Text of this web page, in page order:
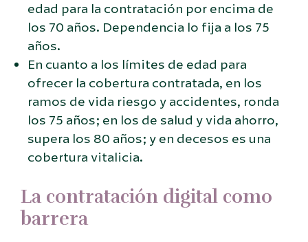
edad para la contratación por encima de
los 70 años. Dependencia lo fija a los 75
años.
En cuanto a los límites de edad para
ofrecer la cobertura contratada, en los
ramos de vida riesgo y accidentes, ronda
los 75 años; en los de salud y vida ahorro,
supera los 80 años; y en decesos es una
cobertura vitalicia.
La contratación digital como
barrera